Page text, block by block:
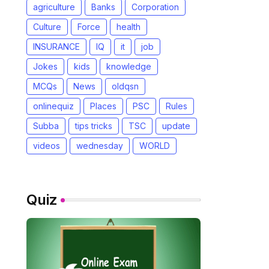
agriculture Banks
Corporation
Culture
Force
health
INSURANCE
IQ it
job
Jokes
kids
knowledge
MCQs
News
oldqsn
onlinequiz
Places PSC
Rules
Subba
tips tricks TSC
update
videos
wednesday WORLD
Quiz